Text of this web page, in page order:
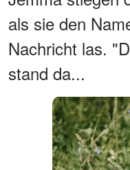
als sie den
Nachricht las.
stand da...